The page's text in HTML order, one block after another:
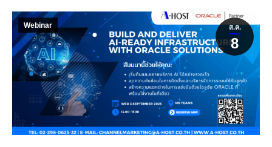
ส.ค.
8
Webinar